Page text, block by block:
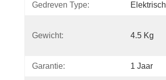
Gedreven Type: Elektrisch
Gewicht: 4.5 Kg
Garantie: 1 Jaar